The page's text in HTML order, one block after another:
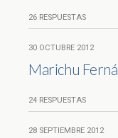
26 RESPUESTAS
30 OCTUBRE 2012
Marichu
24 RESPUESTAS
28 SEPTIEMBRE 2012